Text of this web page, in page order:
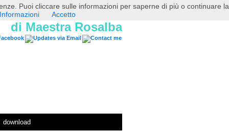
di Maestra Rosalba
download
Puoi cliccare sulle informazioni per saperne di più o continuare la
Accetto